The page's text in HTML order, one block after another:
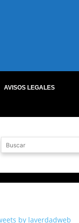
AVISOS LEGALES
by laverdadweb